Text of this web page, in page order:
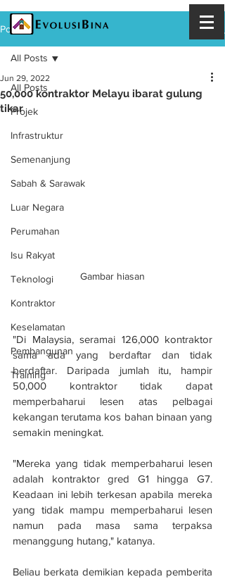
Post
All Posts
Projek
Infrastruktur
Semenanjung
Sabah & Sarawak
Luar Negara
Perumahan
Isu Rakyat
Teknologi
Kontraktor
Keselamatan
Pembangunan
Training
All Posts
50,000 kontraktor Melayu ibarat gulung
tikar
Jun 29, 2022
Gambar hiasan
"Di Malaysia, seramai 126,000 kontraktor
sama ada yang berdaftar dan tidak
berdaftar. Daripada jumlah itu, hampir
50,000 kontraktor tidak dapat
memperbaharui lesen atas pelbagai
kekangan terutama kos bahan binaan yang
semakin meningkat.
"Mereka yang tidak memperbaharui lesen
adalah kontraktor gred G1 hingga G7.
Keadaan ini lebih terkesan apabila mereka
yang tidak mampu memperbaharui lesen
namun pada masa sama terpaksa
menanggung hutang," katanya.
Beliau berkata demikian kepada pemberita